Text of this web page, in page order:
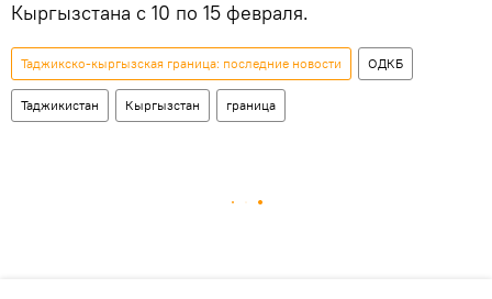
Кыргызстана с 10 по 15 февраля.
Таджикско-кыргызская граница: последние новости ОДКБ
Таджикистан Кыргызстан граница